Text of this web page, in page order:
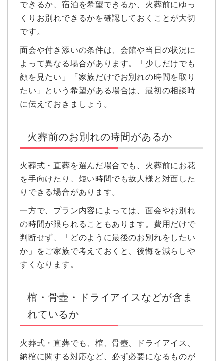
できるか、宿泊を希望できるか、火葬前にゆっ
くりお別れできるかを確認しておくことが大切
です。
面会や付き添いの条件は、会館や当日の状況に
よって異なる場合があります。「少しだけでも
顔を見たい」「家族だけでお別れの時間を取り
たい」という希望がある場合は、最初の相談時
に伝えておきましょう。
火葬前のお別れの時間があるか
火葬式・直葬を選んだ場合でも、火葬前にお花
を手向けたり、短い時間でも故人様と対面した
りできる場合があります。
一方で、プラン内容によっては、面会やお別れ
の時間が限られることもあります。費用だけで
判断せず、「どのように最後のお別れをしたい
か」をご家族で考えておくと、後悔を減らしや
すくなります。
棺・骨壺・ドライアイスなどが含ま
れているか
火葬式・直葬でも、棺、骨壺、ドライアイス、
納棺に関する対応など、必ず必要になるものが